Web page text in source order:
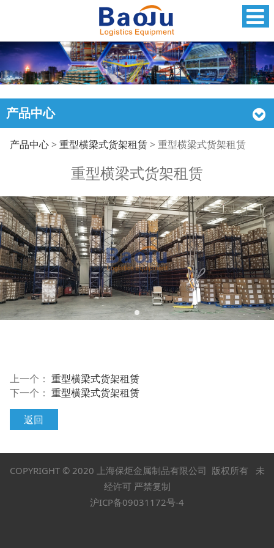
产品中心
重型横梁式货架租赁
产品中心> 重型横梁式货架租赁> 重型横梁式货架租赁
重型横梁式货架租赁
上一个： 重型横梁式货架租赁
下一个： 重型横梁式货架租赁
返回
COPYRIGHT © 2020 上海保炬金属制品有限公司 版权所有 未
经许可 严禁复制
沪ICP备09031172号-4